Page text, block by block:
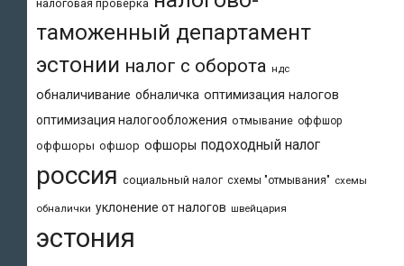
налоговая проверка
таможенный департамент
эстонии налог с оборота ндс
обналичивание обналичка оптимизация налогов
оптимизация налогообложения отмывание оффшор
оффшоры офшор офшоры подоходный налог
россия социальный налог схемы "отмывания" схемы
обналички уклонение от налогов швейцария
эстония